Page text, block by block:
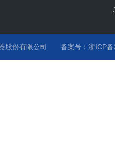
器股份有限公司 备案号：浙ICP